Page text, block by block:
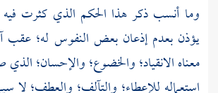
وما أنسب ذكر هذا الحكم الذي كثرت
يؤذن بعدم إذعان بعض النفوس له؛ عقب
معناه الانقياد؛ والخضوع؛ والإحسان؛